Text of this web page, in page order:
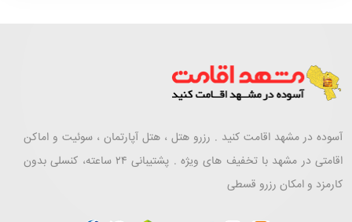
آسوده در مشهد اقامت کنید . رزرو هتل ، هتل آپارتمان ، سوئیت و اماکن
اقامتی در مشهد با تخفیف های ویژه . پشتیبانی ۲۴ ساعته، کنسلی بدون
کارمزد و امکان رزرو قسطی